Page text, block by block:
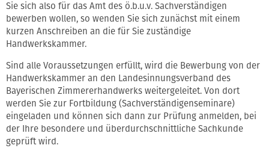
Sie sich also für das Amt des ö.b.u.v. Sachverständigen
bewerben wollen, so wenden Sie sich zunächst mit einem
kurzen Anschreiben an die für Sie zuständige
Handwerkskammer.
Sind alle Voraussetzungen erfüllt, wird die Bewerbung von der
Handwerkskammer an den Landesinnungsverband des
Bayerischen Zimmererhandwerks weitergeleitet. Von dort
werden Sie zur Fortbildung (Sachverständigenseminare)
eingeladen und können sich dann zur Prüfung anmelden, bei
der Ihre besondere und überdurchschnittliche Sachkunde
geprüft wird.